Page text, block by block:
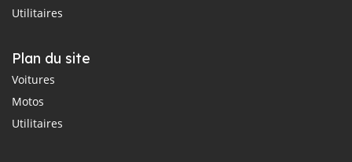
Utilitaires
Plan du site
Voitures
Motos
Utilitaires